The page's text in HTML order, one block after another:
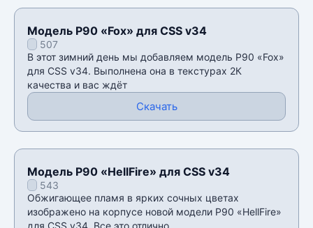
Модель P90 «Fox» для CSS v34
507
В этот зимний день мы добавляем модель P90 «Fox»
для CSS v34. Выполнена она в текстурах 2К
качества и вас ждëт
Скачать
Модель P90 «HellFire» для CSS v34
543
Обжигающее пламя в ярких сочных цветах
изображено на корпусе новой модели P90 «HellFire»
для CSS v34. Все это отлично